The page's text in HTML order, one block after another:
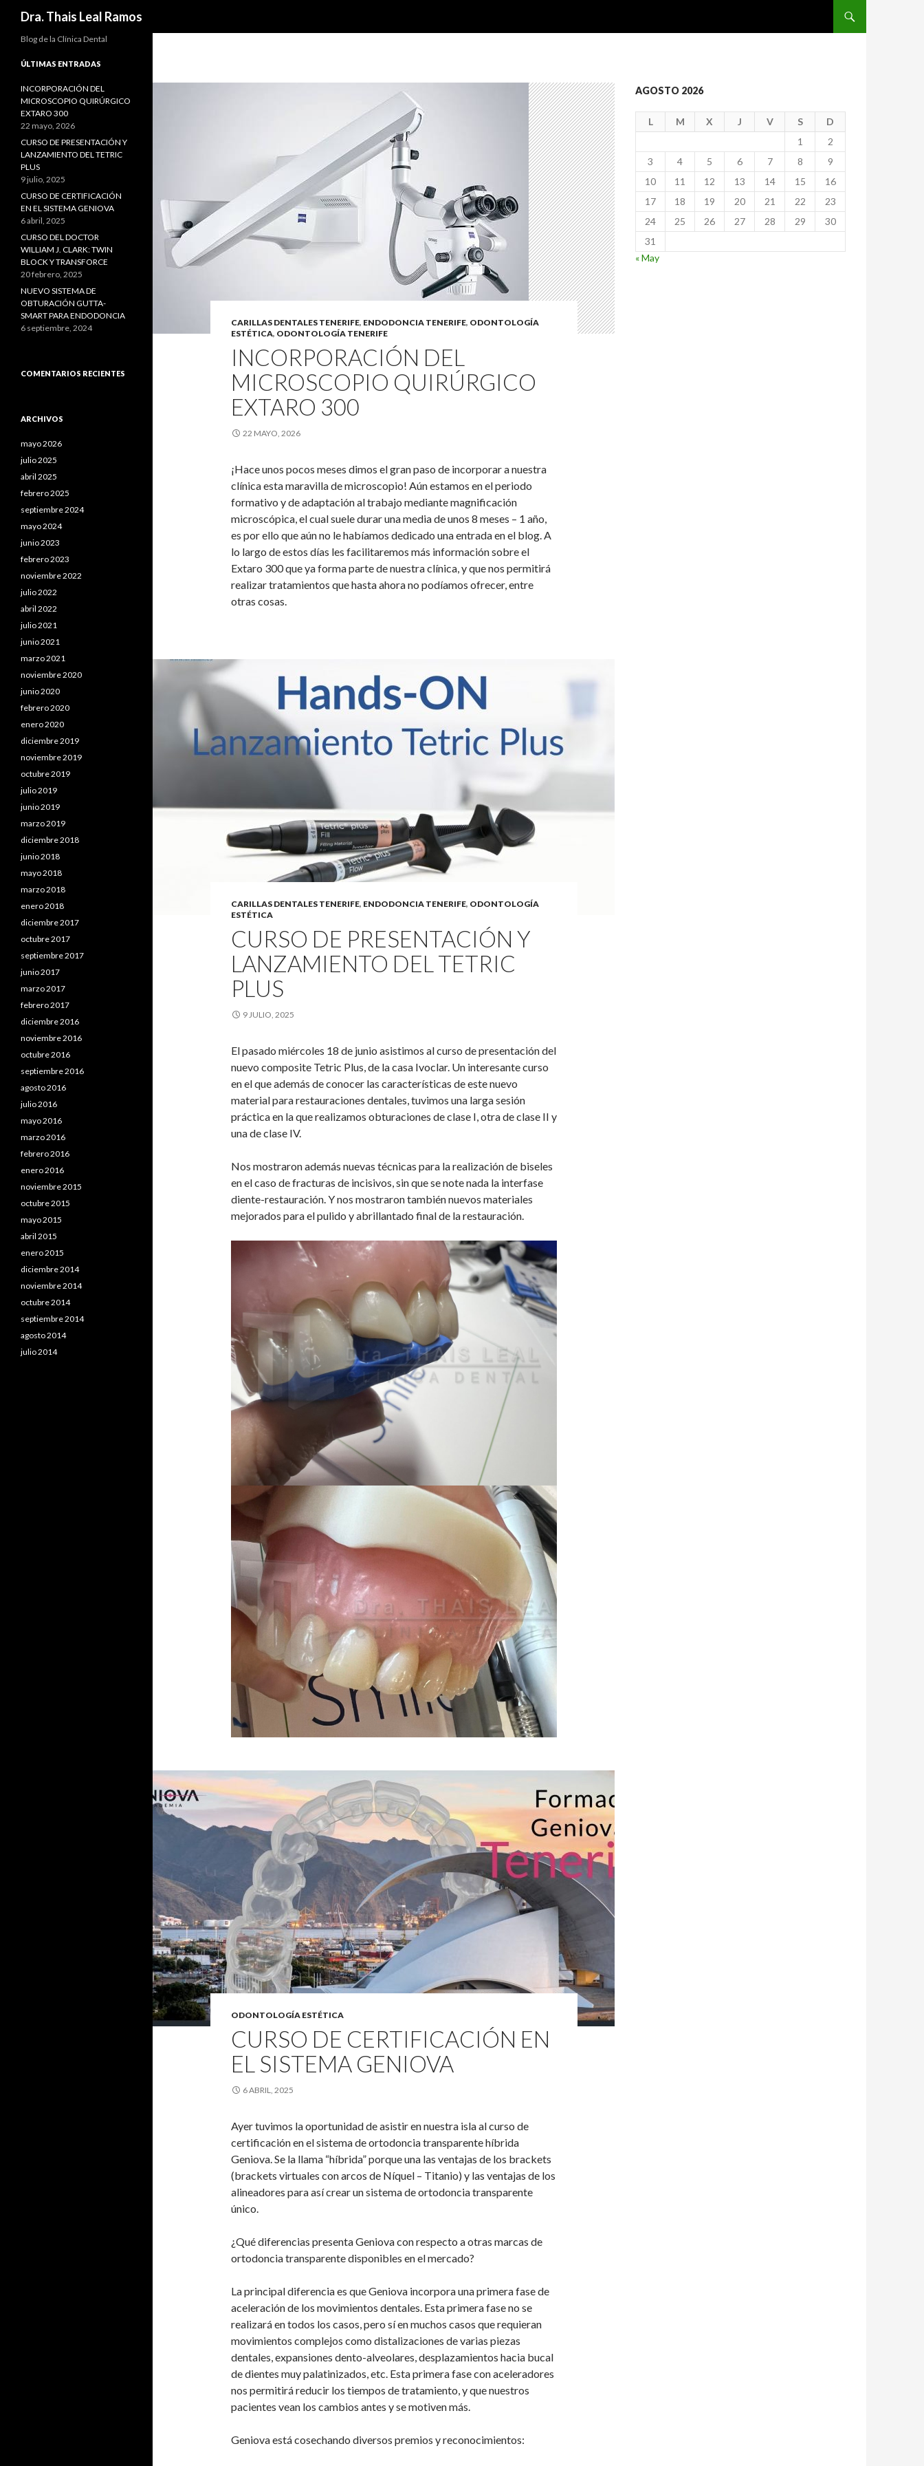
Dra. Thais Leal Ramos
CARILLAS DENTALES TENERIFE, ENDODONCIA TENERIFE, ODONTOLOGÍA
ESTÉTICA, ODONTOLOGÍA TENERIFE
INCORPORACIÓN DEL
MICROSCOPIO QUIRÚRGICO
EXTARO 300
22 MAYO, 2026
¡Hace unos pocos meses dimos el gran paso de incorporar a nuestra
clínica esta maravilla de microscopio! Aún estamos en el periodo
formativo y de adaptación al trabajo mediante magnificación
microscópica, el cual suele durar una media de unos 8 meses – 1 año,
es por ello que aún no le habíamos dedicado una entrada en el blog. A
lo largo de estos días les facilitaremos más información sobre el
Extaro 300 que ya forma parte de nuestra clínica, y que nos permitirá
realizar tratamientos que hasta ahora no podíamos ofrecer, entre
otras cosas.
CARILLAS DENTALES TENERIFE, ENDODONCIA TENERIFE, ODONTOLOGÍA
ESTÉTICA
CURSO DE PRESENTACIÓN Y
LANZAMIENTO DEL TETRIC
PLUS
9 JULIO, 2025
El pasado miércoles 18 de junio asistimos al curso de presentación del
nuevo composite Tetric Plus, de la casa Ivoclar. Un interesante curso
en el que además de conocer las características de este nuevo
material para restauraciones dentales, tuvimos una larga sesión
práctica en la que realizamos obturaciones de clase I, otra de clase II y
una de clase IV.
Nos mostraron además nuevas técnicas para la realización de biseles
en el caso de fracturas de incisivos, sin que se note nada la interfase
diente-restauración. Y nos mostraron también nuevos materiales
mejorados para el pulido y abrillantado final de la restauración.
ODONTOLOGÍA ESTÉTICA
CURSO DE CERTIFICACIÓN EN
EL SISTEMA GENIOVA
6 ABRIL, 2025
Ayer tuvimos la oportunidad de asistir en nuestra isla al curso de
certificación en el sistema de ortodoncia transparente híbrida
Geniova. Se la llama “híbrida” porque una las ventajas de los brackets
(brackets virtuales con arcos de Níquel – Titanio) y las ventajas de los
alineadores para así crear un sistema de ortodoncia transparente
único.
¿Qué diferencias presenta Geniova con respecto a otras marcas de
ortodoncia transparente disponibles en el mercado?
La principal diferencia es que Geniova incorpora una primera fase de
aceleración de los movimientos dentales. Esta primera fase no se
realizará en todos los casos, pero sí en muchos casos que requieran
movimientos complejos como distalizaciones de varias piezas
dentales, expansiones dento-alveolares, desplazamientos hacia bucal
de dientes muy palatinizados, etc. Esta primera fase con aceleradores
nos permitirá reducir los tiempos de tratamiento, y que nuestros
pacientes vean los cambios antes y se motiven más.
Geniova está cosechando diversos premios y reconocimientos:
AGOSTO 2026
L M X J V S
D
1
2
3
4 5 6 7 8
9
10
11 12 13 14 15
16
17
18 19 20 21 22
23
24
25 26 27 28 29
30
31
« May
Blog de la Clínica Dental
ÚLTIMAS ENTRADAS
INCORPORACIÓN DEL
MICROSCOPIO QUIRÚRGICO
EXTARO 300
22 mayo, 2026
CURSO DE PRESENTACIÓN Y
LANZAMIENTO DEL TETRIC
PLUS
9 julio, 2025
CURSO DE CERTIFICACIÓN
EN EL SISTEMA GENIOVA
6 abril, 2025
CURSO DEL DOCTOR
WILLIAM J. CLARK: TWIN
BLOCK Y TRANSFORCE
20 febrero, 2025
NUEVO SISTEMA DE
OBTURACIÓN GUTTA-
SMART PARA ENDODONCIA
6 septiembre, 2024
COMENTARIOS RECIENTES
ARCHIVOS
mayo 2026
julio 2025
abril 2025
febrero 2025
septiembre 2024
mayo 2024
junio 2023
febrero 2023
noviembre 2022
julio 2022
abril 2022
julio 2021
junio 2021
marzo 2021
noviembre 2020
junio 2020
febrero 2020
enero 2020
diciembre 2019
noviembre 2019
octubre 2019
julio 2019
junio 2019
marzo 2019
diciembre 2018
junio 2018
mayo 2018
marzo 2018
enero 2018
diciembre 2017
octubre 2017
septiembre 2017
junio 2017
marzo 2017
febrero 2017
diciembre 2016
noviembre 2016
octubre 2016
septiembre 2016
agosto 2016
julio 2016
mayo 2016
marzo 2016
febrero 2016
enero 2016
noviembre 2015
octubre 2015
mayo 2015
abril 2015
enero 2015
diciembre 2014
noviembre 2014
octubre 2014
septiembre 2014
agosto 2014
julio 2014